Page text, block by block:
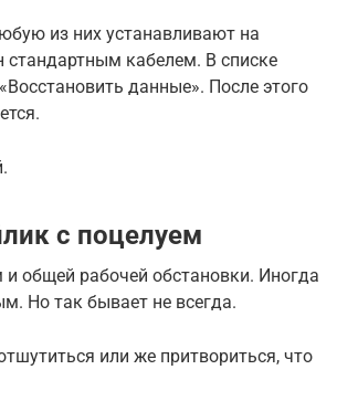
из них устанавливают на
кабелем. В списке
данные». После этого
с поцелуем
общей рабочей обстановки. Иногда
Но так бывает не всегда.
или же притвориться, что